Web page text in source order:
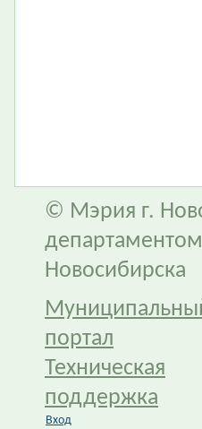
© Мэрия г.
Новосибирска
портал
Техническая
поддержка
Вход